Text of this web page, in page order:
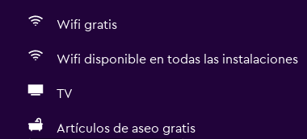
Wifi gratis
Wifi disponible en todas las instalaciones
TV
Artículos de aseo gratis